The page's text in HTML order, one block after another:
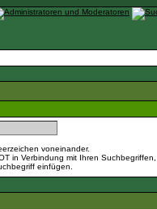
voneinander.
in Verbindung mit Ihren
einfügen.